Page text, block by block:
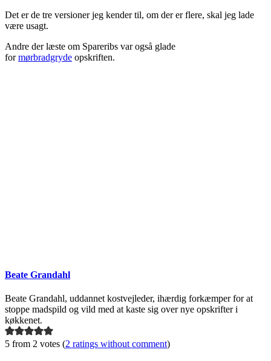
Det er de tre versioner jeg kender til, om der er flere, skal jeg lade
være usagt.
Andre der læste om Spareribs var også glade
formørbradgryde opskriften.
Beate Grandahl
Beate Grandahl, uddannet kostvejleder, ihærdig forkæmper for at
stoppe madspild og vild med at kaste sig over nye opskrifter i
køkkenet.
5 from 2 votes (2 ratings without comment)